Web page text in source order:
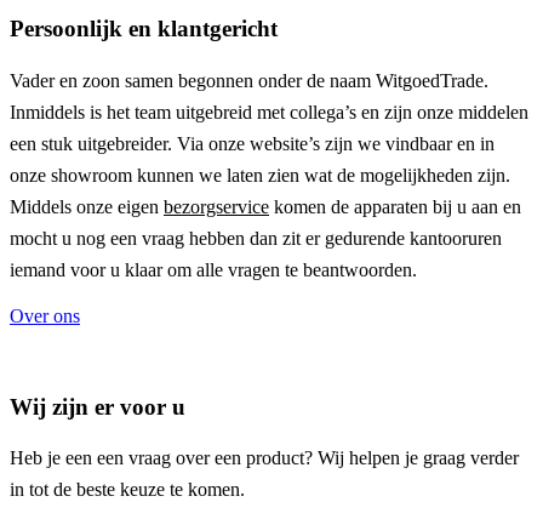
Persoonlijk en klantgericht
Vader en zoon samen begonnen onder de naam WitgoedTrade.
Inmiddels is het team uitgebreid met collega’s en zijn onze middelen
een stuk uitgebreider. Via onze website’s zijn we vindbaar en in
onze showroom kunnen we laten zien wat de mogelijkheden zijn.
Middels onze eigen bezorgservice komen de apparaten bij u aan en
mocht u nog een vraag hebben dan zit er gedurende kantooruren
iemand voor u klaar om alle vragen te beantwoorden.
Over ons
Wij zijn er voor u
Heb je een een vraag over een product? Wij helpen je graag verder
in tot de beste keuze te komen.